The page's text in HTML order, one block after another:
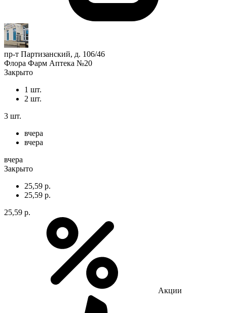
пр-т Партизанский, д. 106/46
Флора Фарм Аптека №20
Закрыто
1 шт.
2 шт.
3 шт.
вчера
вчера
вчера
Закрыто
25,59 р.
25,59 р.
25,59 р.
Акции